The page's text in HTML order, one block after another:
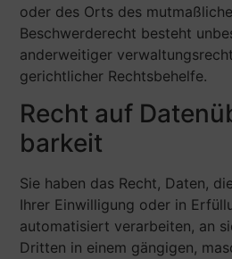
oder des Orts des
Beschwerderecht besteht
anderweitiger
gerichtlicher Rechtsbehelfe.
Recht auf
barkeit
Sie haben das Recht, Daten,
Ihrer Einwilligung oder in
automatisiert verarbeiten, an
Dritten in einem gängigen,